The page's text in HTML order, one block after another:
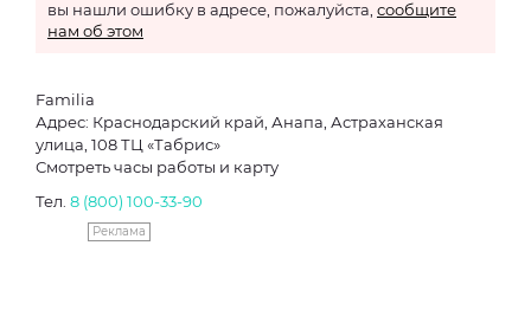
вы нашли ошибку в адресе, пожалуйста, сообщите
нам об этом
Familia
Адрес: Краснодарский край, Анапа, Астраханская
улица, 108 ТЦ «Табрис»
Смотреть часы работы и карту
Тел. 8­ (800) ­100-33-­90
Реклама